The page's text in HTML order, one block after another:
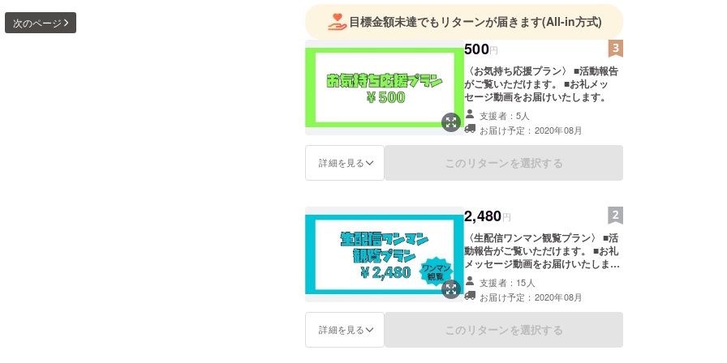
次のページ 目標金額未達でもリターンが届きます(All-in方式)
500円
〈お気持ち応援プラン〉 ■活動報告
がご覧いただけます。 ■お礼メッ
セージ動画をお届けいたします。
支援者：5人
お届け予定：2020年08月
詳細を見る このリターンを選択する
2,480円
〈生配信ワンマン観覧プラン〉 ■活
動報告がご覧いただけます。 ■お礼
メッセージ動画をお届けいたしま
す。 ■8/24 生配信ワンマンライブを
ご覧いただけます。(共有不可) ※観
覧方法はメールにてご案内させて頂
きます。
支援者：15人
お届け予定：2020年08月
詳細を見る このリターンを選択する